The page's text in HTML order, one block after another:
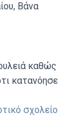
Βάνα
καθώς
κατανόησε
σχολείο